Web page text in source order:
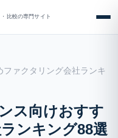
比較の専門サイト
ァクタリング会社ランキ
ス向けおすす
ンキング88選